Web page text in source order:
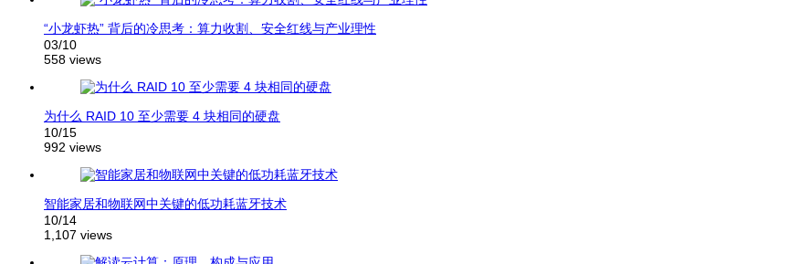
“小龙虾热” 背后的冷思考：算力收割、安全红线与产业理性
03/10
558 views
为什么 RAID 10 至少需要 4 块相同的硬盘
10/15
992 views
智能家居和物联网中关键的低功耗蓝牙技术
10/14
1,107 views